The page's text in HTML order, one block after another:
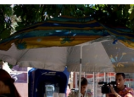
FacebookTwitter